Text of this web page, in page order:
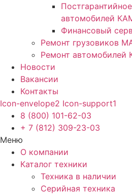
автомобилей
Финансовый
Ремонт грузовиков
Ремонт автомобилей
Новости
Вакансии
Контакты
Icon-envelope2 Icon-support1
8 (800) 101-62-03
+ 7 (812) 309-23-03
Меню
О компании
Каталог техники
Техника в наличии
Серийная техника